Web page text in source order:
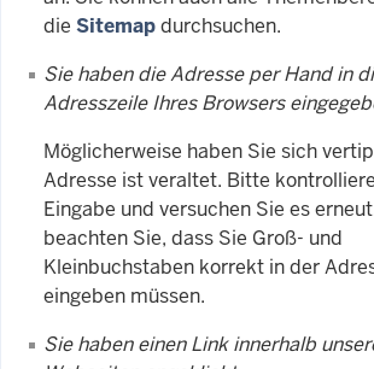
die Sitemapdurchsuchen.
Sie haben die Adresse per Hand in
Adresszeile Ihres Browsers
Möglicherweise haben Sie sich
Adresse ist veraltet. Bitte
Eingabe und versuchen Sie es
beachten Sie, dass Sie Groß- und
Kleinbuchstaben korrekt in der
eingeben müssen.
Sie haben einen Link innerhalb